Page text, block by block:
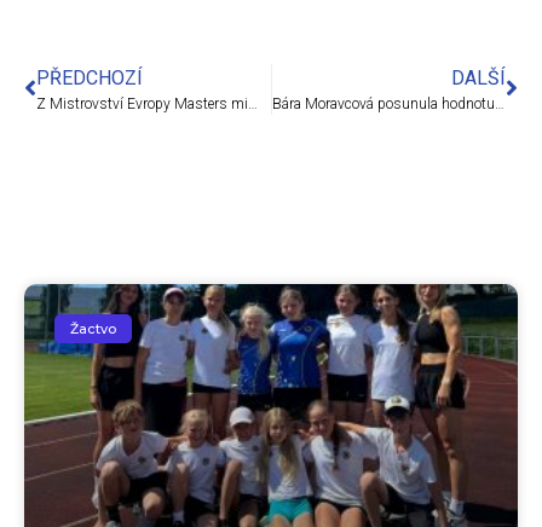
PŘEDCHOZÍ
Z Mistrovství Evropy Masters mimo dráhu na Madeiře a Porto Santo přivezli naši kluci domů čtyři týmové stříbrné medaile!
DALŠÍ
Bára Moravcová posunula hodnotu oddílového rekordu v tyči!
Žactvo